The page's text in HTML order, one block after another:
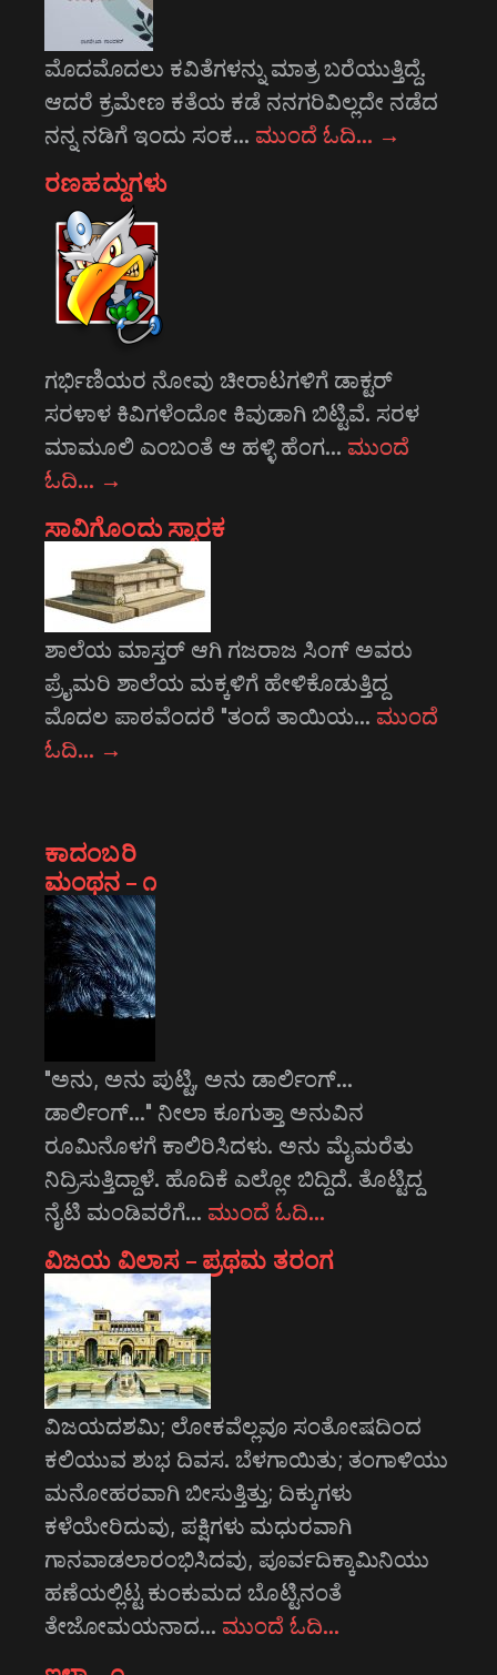
ಮೊದಮೊದಲು ಕವಿತೆಗಳನ್ನು ಮಾತ್ರ ಬರೆಯುತ್ತಿದ್ದೆ.
ಆದರೆ ಕ್ರಮೇಣ ಕತೆಯ ಕಡೆ ನನಗರಿವಿಲ್ಲದೇ ನಡೆದ
ನನ್ನ ನಡಿಗೆ ಇಂದು ಸಂಕ… ಮುಂದೆ ಓದಿ… →
ರಣಹದ್ದುಗಳು
ಗರ್ಭಿಣಿಯರ ನೋವು ಚೀರಾಟಗಳಿಗೆ ಡಾಕ್ಟರ್
ಸರಳಾಳ ಕಿವಿಗಳೆಂದೋ ಕಿವುಡಾಗಿ ಬಿಟ್ಟಿವೆ. ಸರಳ
ಮಾಮೂಲಿ ಎಂಬಂತೆ ಆ ಹಳ್ಳಿ ಹೆಂಗ… ಮುಂದೆ
ಓದಿ… →
ಸಾವಿಗೊಂದು ಸ್ಮಾರಕ
ಶಾಲೆಯ ಮಾಸ್ತರ್ ಆಗಿ ಗಜರಾಜ ಸಿಂಗ್ ಅವರು
ಪ್ರೈಮರಿ ಶಾಲೆಯ ಮಕ್ಕಳಿಗೆ ಹೇಳಿಕೊಡುತ್ತಿದ್ದ
ಮೊದಲ ಪಾಠವೆಂದರೆ "ತಂದೆ ತಾಯಿಯ… ಮುಂದೆ
ಓದಿ… →
ಕಾದಂಬರಿ
ಮಂಥನ – ೧
"ಅನು, ಅನು ಪುಟ್ಟಿ, ಅನು ಡಾರ್ಲಿಂಗ್...
ಡಾರ್ಲಿಂಗ್..." ನೀಲಾ ಕೂಗುತ್ತಾ ಅನುವಿನ
ರೂಮಿನೊಳಗೆ ಕಾಲಿರಿಸಿದಳು. ಅನು ಮೈಮರೆತು
ನಿದ್ರಿಸುತ್ತಿದ್ದಾಳೆ. ಹೊದಿಕೆ ಎಲ್ಲೋ ಬಿದ್ದಿದೆ. ತೊಟ್ಟಿದ್ದ
ನೈಟಿ ಮಂಡಿವರೆಗೆ… ಮುಂದೆ ಓದಿ…
ವಿಜಯ ವಿಲಾಸ – ಪ್ರಥಮ ತರಂಗ
ವಿಜಯದಶಮಿ; ಲೋಕವೆಲ್ಲವೂ ಸಂತೋಷದಿಂದ
ಕಲಿಯುವ ಶುಭ ದಿವಸ. ಬೆಳಗಾಯಿತು; ತಂಗಾಳಿಯು
ಮನೋಹರವಾಗಿ ಬೀಸುತ್ತಿತ್ತು; ದಿಕ್ಕುಗಳು
ಕಳೆಯೇರಿದುವು, ಪಕ್ಷಿಗಳು ಮಧುರವಾಗಿ
ಗಾನವಾಡಲಾರಂಭಿಸಿದವು, ಪೂರ್ವದಿಕ್ಕಾಮಿನಿಯು
ಹಣೆಯಲ್ಲಿಟ್ಟ ಕುಂಕುಮದ ಬೊಟ್ಟಿನಂತೆ
ತೇಜೋಮಯನಾದ… ಮುಂದೆ ಓದಿ…